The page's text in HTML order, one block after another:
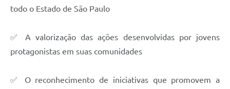
todo o Estado de São Paulo
✅ A valorização das ações desenvolvidas por jovens
protagonistas em suas comunidades
✅ O reconhecimento de iniciativas que promovem a